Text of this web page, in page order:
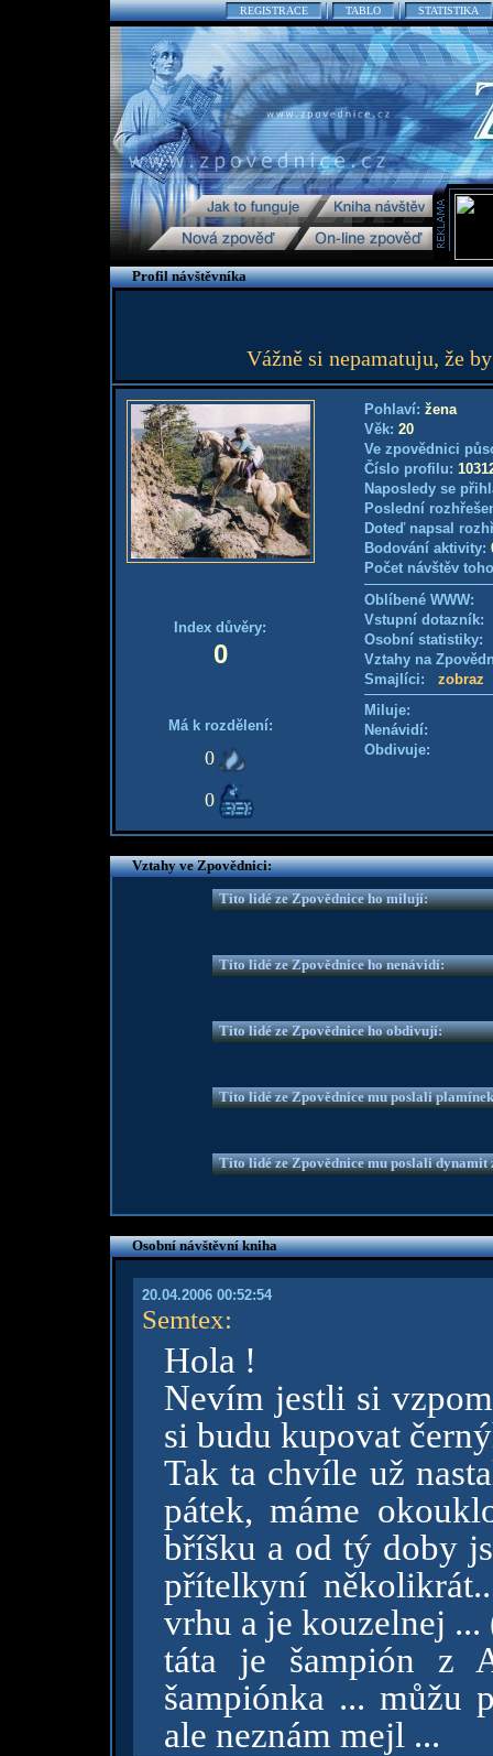
REGISTRACE TABLO STATISTIKA
Profil návštěvníka
Vážně si nepamatuju, že
Index důvěry:
0
Má k rozdělení:
0
0
Pohlaví: žena
Věk: 20
Ve zpovědnici
Číslo profilu:
Naposledy se
Poslední
Doteď napsal
Bodování aktivity:
Počet návštěv
Oblíbené WWW:
Vstupní
Osobní
Vztahy na
Smajlíci: zobraz
Miluje:
Nenávidí:
Obdivuje:
Vztahy ve Zpovědnici:
Tito lidé ze Zpovědnice ho milují:
Tito lidé ze Zpovědnice ho nenávidí:
Tito lidé ze Zpovědnice ho obdivují:
Tito lidé ze Zpovědnice mu poslali
Tito lidé ze Zpovědnice mu poslali dynamit
Osobní návštěvní kniha
20.04.2006 00:52:54
Semtex:
Hola !
Nevím jestli si
si budu kupovat
Tak ta chvíle už
pátek, máme
bříšku a od tý doby
přítelkyní
vrhu a je kouzelnej
táta je šampión z
šampiónka ... můžu
ale neznám mejl ...